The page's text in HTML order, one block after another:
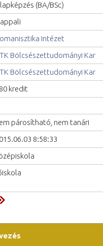
(BA/BSc)
Intézet
Bölcsészettudományi Kar
Bölcsészettudományi Kar
kredit
párosítható, nem tanári
8:58:33